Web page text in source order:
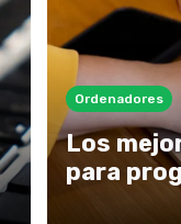
Ordenadores
Los
para